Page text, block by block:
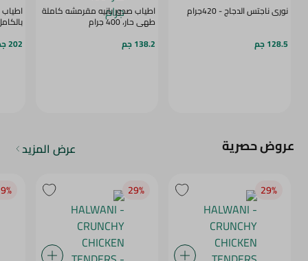
نورى ناجتس الدجاج - 420جرام
128.5 جم
اطياب صدور بانيه مقرمشه كاملة
طهى حار، 400 جرام
138.2 جم
بالكامل -
202 جم
عروض حصرية عرض المزيد
29‎%‎
29‎%‎